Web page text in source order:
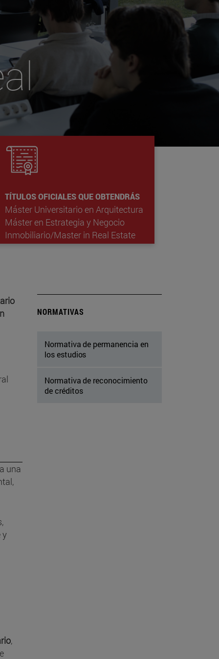
TÍTULOS OFICIALES QUE OBTENDRÁS
Máster Universitario en Arquitectura
Máster en Estrategia y Negocio
Inmobiliario/Master in Real Estate
una
y
,
NORMATIVAS
Normativa de permanencia en
los estudios
Normativa de reconocimiento
de créditos